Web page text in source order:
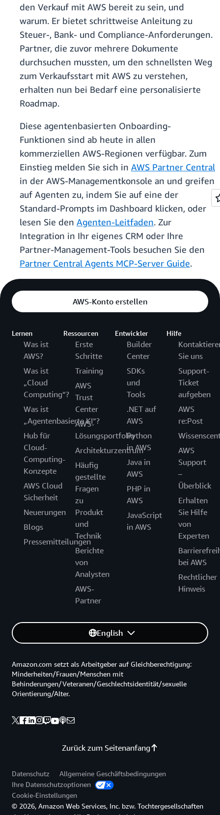
den Verkauf mit AWS bereit zu sein, und
warum. Er bietet schrittweise Anleitung zu
Steuer-, Bank- und Compliance-Anforderungen.
Partner, die zuvor mehrere Dokumente
durchsuchen mussten, um den schnellsten Weg
zum Verkaufsstart mit AWS zu verstehen,
erhalten nun bei Bedarf eine personalisierte
Roadmap.
Diese agentenbasierten Onboarding-
Funktionen sind ab heute in allen
kommerziellen AWS-Regionen verfügbar. Zum
Einstieg melden Sie sich in AWS Partner Central
in der AWS-Managementkonsole an und greifen
auf Agenten zu, indem Sie auf eine der
Standard-Prompts im Dashboard klicken, oder
lesen Sie den Agenten-Leitfaden. Zur
Integration in Ihr eigenes CRM oder Ihre
Partner-Management-Tools besuchen Sie den
Partner Central Agents MCP-Server Guide.
AWS-Konto erstellen
Lernen
Was ist
AWS?
Was ist
„Cloud
Computing“?
Was ist
„Agentenbasierte KI“?
Hub für
Cloud-
Computing-
Konzepte
AWS Cloud
Sicherheit
Neuerungen
Blogs
Pressemitteilungen
Ressourcen
Erste
Schritte
Training
AWS
Trust
Center
AWS-
Lösungsportfolio
Architekturzentrum
Häufig
gestellte
Fragen
zu
Produkt
und
Technik
Berichte
von
Analysten
AWS-
Partner
Entwickler
Builder
Center
SDKs
und
Tools
.NET auf
AWS
Python
in AWS
Java in
AWS
PHP in
AWS
JavaScript
in AWS
Hilfe
Sie uns
Support-
Ticket
aufgeben
AWS
re:Post
AWS
Support
–
Überblick
Erhalten
Sie Hilfe
von
Experten
bei AWS
Rechtlicher
Hinweis
English
Zurück zum Seitenanfang
Amazon.com setzt als Arbeitgeber auf Gleichberechtigung:
Minderheiten/Frauen/Menschen mit
Behinderungen/Veteranen/Geschlechtsidentität/sexuelle
Orientierung/Alter.
Datenschutz
Allgemeine Geschäftsbedingungen
Ihre Datenschutzoptionen
Cookie-Einstellungen
© 2026, Amazon Web Services, Inc. bzw. Tochtergesellschaften